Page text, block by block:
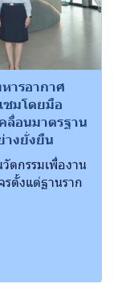
ารอากาศ
ซมโดยมือ
ลื่อนมาตรฐาน
างยั่งยืน
ตกรรมเพื่องาน
ตั้งแต่ฐานราก